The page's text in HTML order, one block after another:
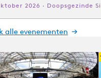
2026 · Doopsgezinde
alle evenementen